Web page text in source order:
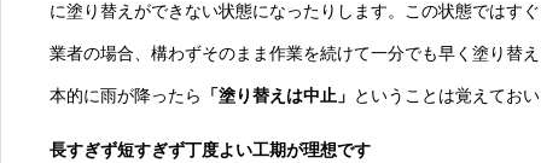
に塗り替えができない状態になったりします。この状態ではす
業者の場合、構わずそのまま作業を続けて一分でも早く塗り替
本的に雨が降ったら 「塗り替えは中止」 ということは覚えてお
長すぎず短すぎず丁度よい工期が理想です